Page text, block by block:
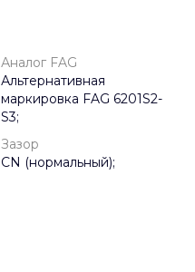
Аналог FAG
Альтернативная
маркировка FAG 6201S2-
S3;
Зазор
CN (нормальный);